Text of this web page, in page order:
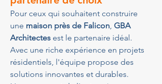
Pour ceux qui souhaitent construire
une maison près de Falicon, GBA
Architectes est le partenaire idéal.
Avec une riche expérience en projets
résidentiels, l'équipe propose des
solutions innovantes et durables.